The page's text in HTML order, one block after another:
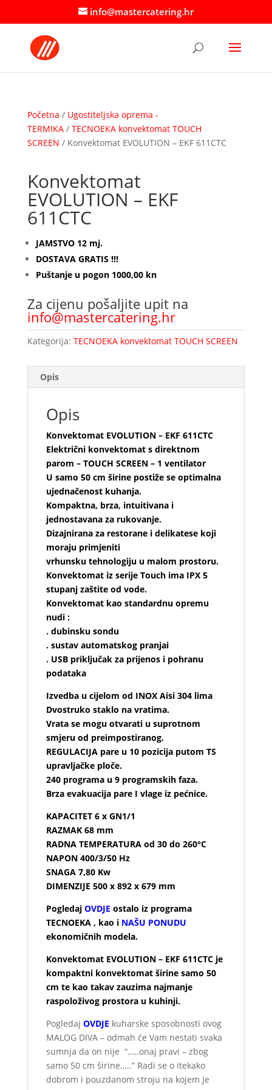
info@mastercatering.hr
Početna / Ugostiteljska oprema -
TERMIKA/ TECNOEKA konvektomat TOUCH
SCREEN / Konvektomat EVOLUTION – EKF 611CTC
Konvektomat
EVOLUTION – EKF
611CTC
JAMSTVO 12 mj.
DOSTAVA GRATIS !!!
Puštanje u pogon 1000,00 kn
Za cijenu pošaljite upit na
info@mastercatering.hr
Kategorija: TECNOEKA konvektomat TOUCH SCREEN
Opis
Opis
Konvektomat EVOLUTION – EKF 611CTC
Električni konvektomat s direktnom
parom – TOUCH SCREEN – 1 ventilator
U samo 50 cm širine postiže se optimalna
ujednačenost kuhanja.
Kompaktna, brza, intuitivana i
jednostavana za rukovanje.
Dizajnirana za restorane i delikatese koji
moraju primjeniti
vrhunsku tehnologiju u malom prostoru.
Konvektomat iz serije Touch ima IPX 5
stupanj zaštite od vode.
Konvektomat kao standardnu opremu
nudi :
. dubinsku sondu
. sustav automatskog pranjai
. USB priključak za prijenos i pohranu
podataka
Izvedba u cijelom od INOX Aisi 304 lima
Dvostruko staklo na vratima.
Vrata se mogu otvarati u suprotnom
smjeru od preimpostiranog.
REGULACIJA pare u 10 pozicija putom TS
upravljačke ploče.
240 programa u 9 programskih faza.
Brza evakuacija pare I vlage iz pećnice.
KAPACITET 6 x GN1/1
RAZMAK 68 mm
RADNA TEMPERATURA od 30 do 260°C
NAPON 400/3/50 Hz
SNAGA 7,80 Kw
DIMENZIJE 500 x 892 x 679 mm
Pogledaj OVDJE ostalo iz programa
TECNOEKA , kao i NAŠU PONUDU
ekonomičnih modela.
Konvektomat EVOLUTION – EKF 611CTC je
kompaktni konvektomat širine samo 50
cm te kao takav zauzima najmanje
raspoloživog prostora u kuhinji.
Pogledaj OVDJE kuharske sposobnosti ovog
MALOG DIVA – odmah će Vam nestati svaka
sumnja da on nije “…..onaj pravi – zbog
samo 50 cm širine…..” Radi se o itekako
dobrom i pouzdanom stroju na kojem je